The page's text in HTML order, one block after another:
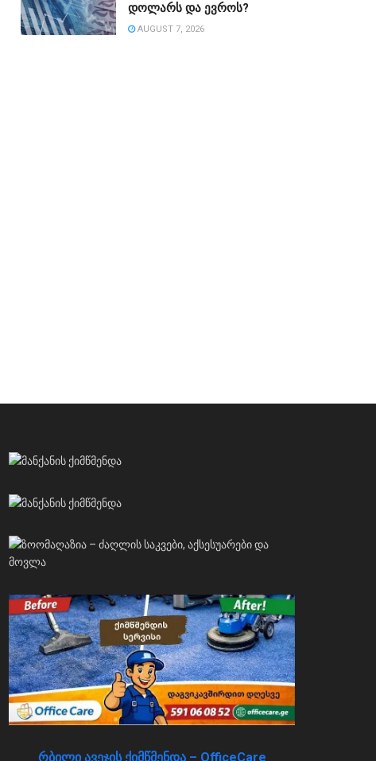
დოლარს და ევროს?
AUGUST 7, 2026
რბილი ავეჯის ქიმწმენდა – OfficeCare